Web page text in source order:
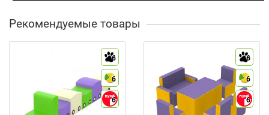
Рекомендуемые товары
6
6
6
6
6
6